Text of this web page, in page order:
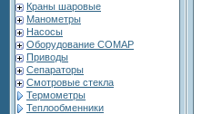
Краны шаровые
Манометры
Насосы
Оборудование COMAP
Приводы
Сепараторы
Смотровые стекла
Термометры
Теплообменники